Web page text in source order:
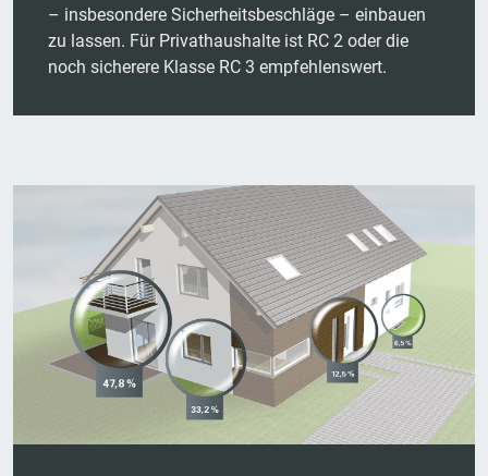
– insbesondere Sicherheitsbeschläge – einbauen
zu lassen. Für Privathaushalte ist RC 2 oder die
noch sicherere Klasse RC 3 empfehlenswert.